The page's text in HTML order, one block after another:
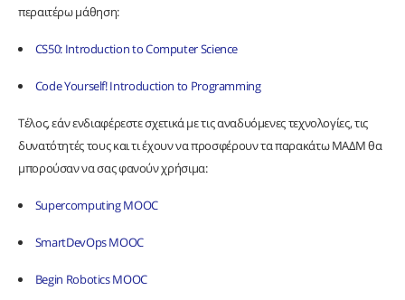
περαιτέρω μάθηση:
CS50: Introduction to Computer Science
Code Yourself! Introduction to Programming
Τέλος, εάν ενδιαφέρεστε σχετικά με τις αναδυόμενες τεχνολογίες, τις
δυνατότητές τους και τι έχουν να προσφέρουν τα παρακάτω ΜΑΔΜ θα
μπορούσαν να σας φανούν χρήσιμα:
Supercomputing MOOC
SmartDevOps MOOC
Begin Robotics MOOC